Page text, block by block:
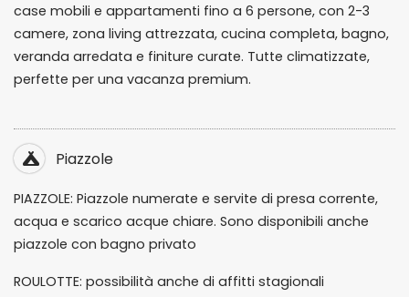
case mobili e appartamenti fino a 6 persone, con 2-3
camere, zona living attrezzata, cucina completa, bagno,
veranda arredata e finiture curate. Tutte climatizzate,
perfette per una vacanza premium.
Piazzole
PIAZZOLE: Piazzole numerate e servite di presa corrente,
acqua e scarico acque chiare. Sono disponibili anche
piazzole con bagno privato
ROULOTTE: possibilità anche di affitti stagionali